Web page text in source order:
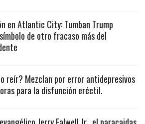
en Atlantic City: Tumban Trump
de otro fracaso más del
reír? Mezclan por error antidepresivos
para la disfunción eréctil.